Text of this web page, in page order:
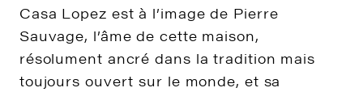
Casa Lopez est à l’image de Pierre
Sauvage, l’âme de cette maison,
résolument ancré dans la tradition mais
toujours ouvert sur le monde, et sa